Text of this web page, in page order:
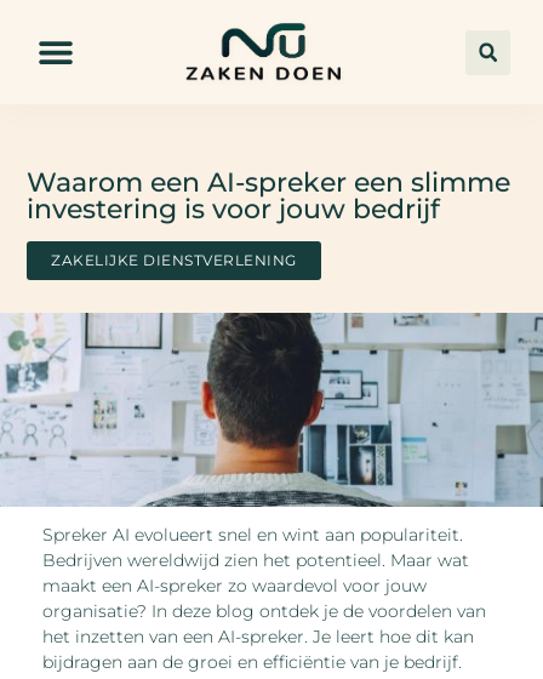
Waarom een AI-spreker een slimme
investering is voor jouw bedrijf
ZAKELIJKE DIENSTVERLENING
Spreker AI evolueert snel en wint aan populariteit.
Bedrijven wereldwijd zien het potentieel. Maar wat
maakt een AI-spreker zo waardevol voor jouw
organisatie? In deze blog ontdek je de voordelen van
het inzetten van een AI-spreker. Je leert hoe dit kan
bijdragen aan de groei en efficiëntie van je bedrijf.